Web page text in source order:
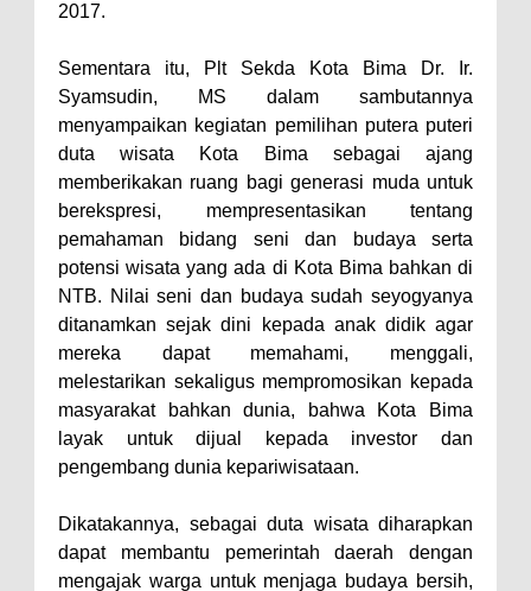
Umum Fraksi DPRD terhadap
Raperda Pertanggungjawaban
Pelaksanaan APBD Kota Bima
Pimpin Upacara HUT
Bhayangkara Ke-80, Kapolres
Bima: Jadikan Tugas Sebagai
Ibadah, Kepercayaan Rakyat
Landasan Utama
Kado HUT Bhayangkara Ke-80,
Kapolres Bima Pimpin Kenaikan
Pangkat 42 Personel
Bakti Sosial Bhayangkara Ke-80,
Warga Dena Hadapi Krisis Air
Bersih
2017.
Sementara itu, Plt Sekda Kota Bima Dr. Ir.
Syamsudin, MS dalam sambutannya
menyampaikan kegiatan pemilihan putera puteri
duta wisata Kota Bima sebagai ajang
memberikakan ruang bagi generasi muda untuk
berekspresi, mempresentasikan tentang
pemahaman bidang seni dan budaya serta
potensi wisata yang ada di Kota Bima bahkan di
NTB. Nilai seni dan budaya sudah seyogyanya
ditanamkan sejak dini kepada anak didik agar
mereka dapat memahami, menggali,
melestarikan sekaligus mempromosikan kepada
masyarakat bahkan dunia, bahwa Kota Bima
layak untuk dijual kepada investor dan
pengembang dunia kepariwisataan.
Dikatakannya, sebagai duta wisata diharapkan
dapat membantu pemerintah daerah dengan
mengajak warga untuk menjaga budaya bersih,